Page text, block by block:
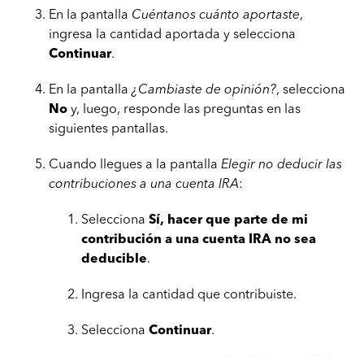
En la pantalla Cuéntanos cuánto aportaste,
ingresa la cantidad aportada y selecciona
Continuar.
En la pantalla ¿Cambiaste de opinión?, selecciona
No y, luego, responde las preguntas en las
siguientes pantallas.
Cuando llegues a la pantalla Elegir no deducir las
contribuciones a una cuenta IRA:
Selecciona Sí, hacer que parte de mi
contribución a una cuenta IRA no sea
deducible.
Ingresa la cantidad que contribuiste.
Selecciona Continuar.